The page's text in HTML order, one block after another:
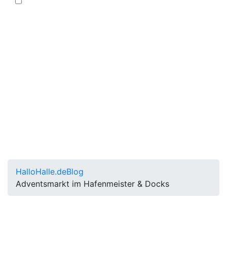
HalloHalle.deBlog
Adventsmarkt im Hafenmeister & Docks